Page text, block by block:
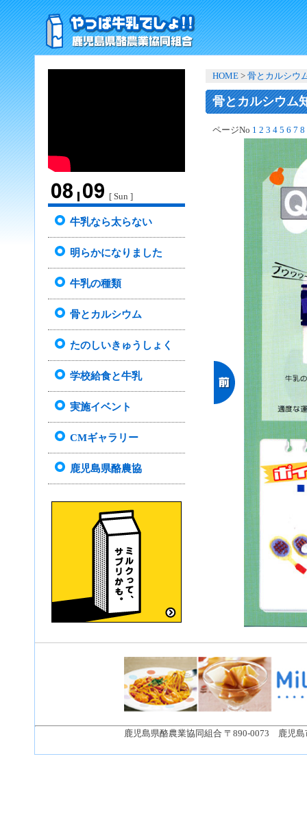
[ Sun ]
牛乳なら太らない
明らかになりました
牛乳の種類
骨とカルシウム
たのしいきゅうしょく
学校給食と牛乳
実施イベント
CMギャラリー
鹿児島県酪農協
HOME > 骨とカルシウ
骨とカルシウム
ページNo 1 2 3 4 5 6 7 8
鹿児島県酪農業協同組合 〒890-0073 鹿児